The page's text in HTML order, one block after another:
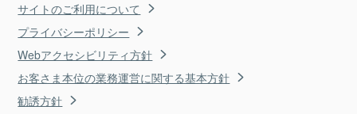
サイトのご利用について
プライバシーポリシー
Webアクセシビリティ方針
お客さま本位の業務運営に関する基本方針
勧誘方針